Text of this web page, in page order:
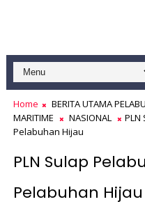
Home BERITA UTAMA
MARITIME
NASIONAL
PLN
Pelabuhan Hijau
PLN Sulap
Pelabuhan Hijau